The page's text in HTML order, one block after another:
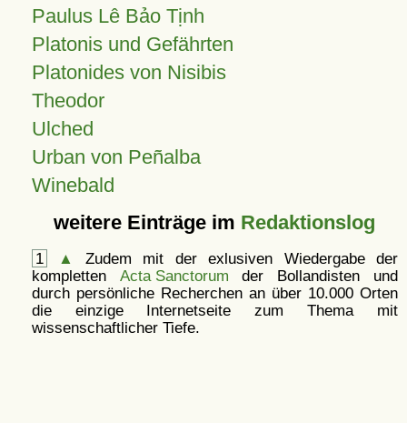
Paulus Lê Bảo Tịnh
Platonis und Gefährten
Platonides von Nisibis
Theodor
Ulched
Urban von Peñalba
Winebald
weitere Einträge im Redaktionslog
1 ▲
Zudem mit der exlusiven Wiedergabe der
kompletten Acta Sanctorum der Bollandisten und
durch persönliche Recherchen an über 10.000 Orten
die einzige Internetseite zum Thema mit
wissenschaftlicher Tiefe.